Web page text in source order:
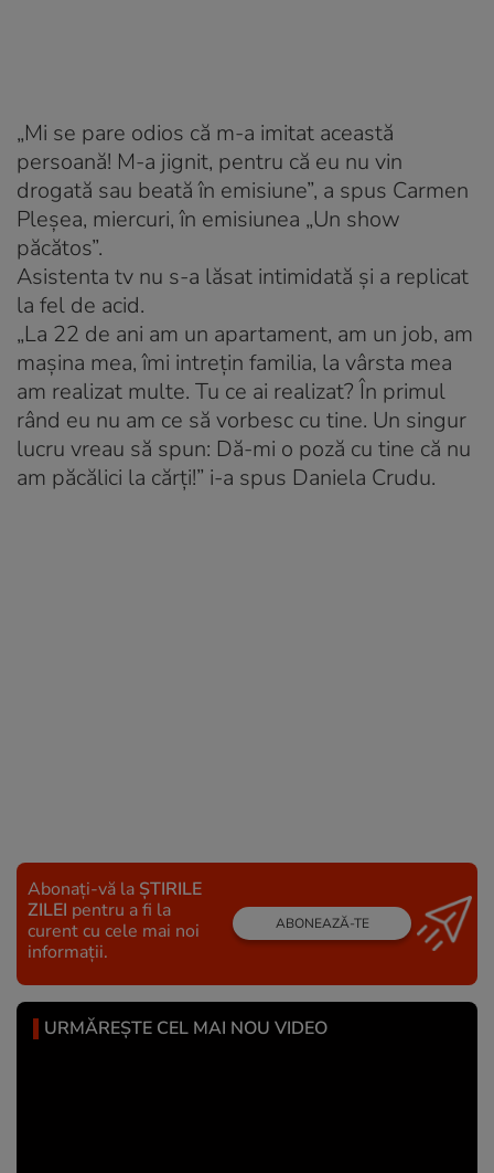
„Mi se pare odios că m-a imitat această
persoană! M-a jignit, pentru că eu nu vin
drogată sau beată în emisiune”, a spus Carmen
Pleșea, miercuri, în emisiunea „Un show
păcătos”.
Asistenta tv nu s-a lăsat intimidată și a replicat
la fel de acid.
„La 22 de ani am un apartament, am un job, am
mașina mea, îmi intrețin familia, la vârsta mea
am realizat multe. Tu ce ai realizat? În primul
rând eu nu am ce să vorbesc cu tine. Un singur
lucru vreau să spun: Dă-mi o poză cu tine că nu
am păcălici la cărți!” i-a spus Daniela Crudu.
Abonați-vă la ȘTIRILE
ZILEI pentru a fi la
curent cu cele mai noi
informații.
ABONEAZĂ-TE
URMĂREȘTE CEL MAI NOU VIDEO